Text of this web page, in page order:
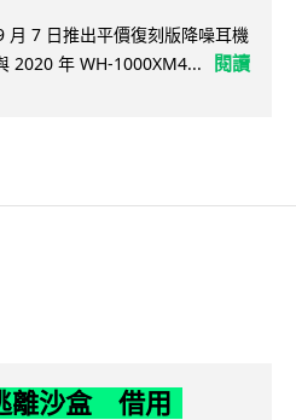
月 7 日推出平價復刻版降噪耳機
2020 年 WH-1000XM4...
閱讀
離沙盒 借用